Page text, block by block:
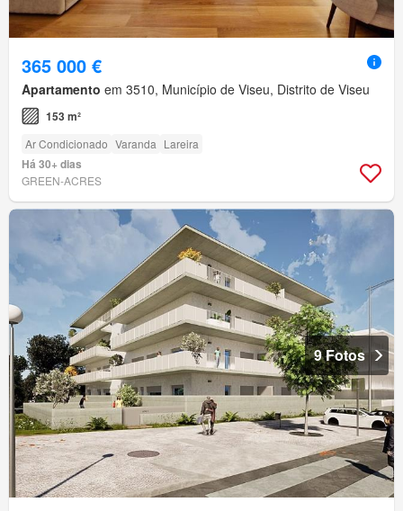
365 000 €
Apartamento em 3510, Município de Viseu, Distrito de Viseu
153 m²
Ar Condicionado Varanda Lareira
Há 30+ dias
GREEN-ACRES
9 Fotos